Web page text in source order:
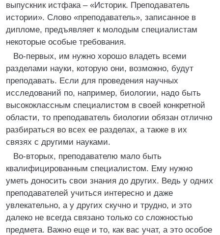
выпускник истфака – «Историк. Преподаватель
истории». Слово «преподаватель», записанное в
дипломе, предъявляет к молодым специалистам
некоторые особые требования.
Во-первых, им нужно хорошо владеть всеми
разделами науки, которую они, возможно, будут
преподавать. Если для проведения научных
исследований по, например, биологии, надо быть
высококлассным специалистом в своей конкретной
области, то преподаватель биологии обязан отлично
разбираться во всех ее разделах, а также в их
связях с другими науками.
Во-вторых, преподавателю мало быть
квалифицированным специалистом. Ему нужно
уметь доносить свои знания до других. Ведь у одних
преподавателей учиться интересно и даже
увлекательно, а у других скучно и трудно, и это
далеко не всегда связано только со сложностью
предмета. Важно еще и то, как вас учат, а это особое